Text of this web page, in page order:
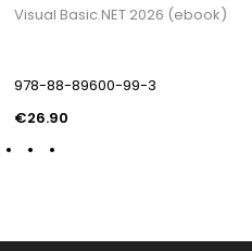
Visual Basic.NET 2026 (ebook)
978-88-89600-99-3
€26.90